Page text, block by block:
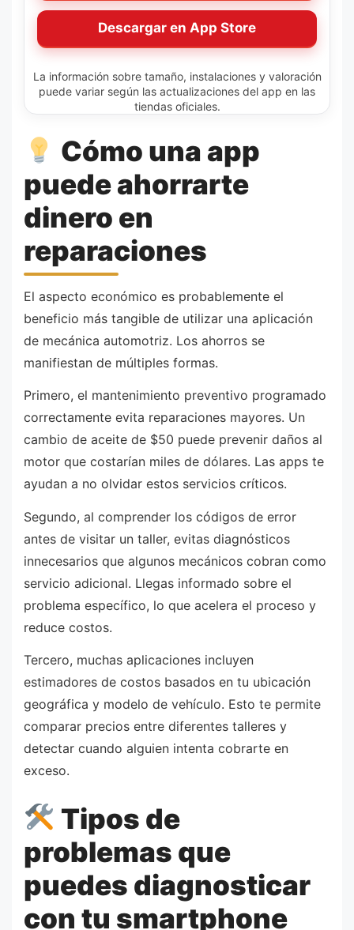
Descargar en App Store
La información sobre tamaño, instalaciones y valoración
puede variar según las actualizaciones del app en las
tiendas oficiales.
Cómo una app
puede ahorrarte
dinero en
reparaciones
El aspecto económico es probablemente el
beneficio más tangible de utilizar una aplicación
de mecánica automotriz. Los ahorros se
manifiestan de múltiples formas.
Primero, el mantenimiento preventivo programado
correctamente evita reparaciones mayores. Un
cambio de aceite de $50 puede prevenir daños al
motor que costarían miles de dólares. Las apps te
ayudan a no olvidar estos servicios críticos.
Segundo, al comprender los códigos de error
antes de visitar un taller, evitas diagnósticos
innecesarios que algunos mecánicos cobran como
servicio adicional. Llegas informado sobre el
problema específico, lo que acelera el proceso y
reduce costos.
Tercero, muchas aplicaciones incluyen
estimadores de costos basados en tu ubicación
geográfica y modelo de vehículo. Esto te permite
comparar precios entre diferentes talleres y
detectar cuando alguien intenta cobrarte en
exceso.
Tipos de
problemas que
puedes diagnosticar
con tu smartphone